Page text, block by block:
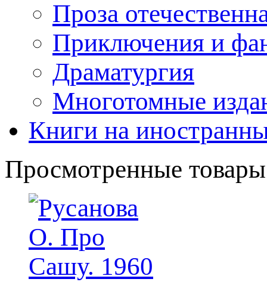
Проза
Приключения и
Драматургия
Многотомные
Книги на
Просмотренные товары